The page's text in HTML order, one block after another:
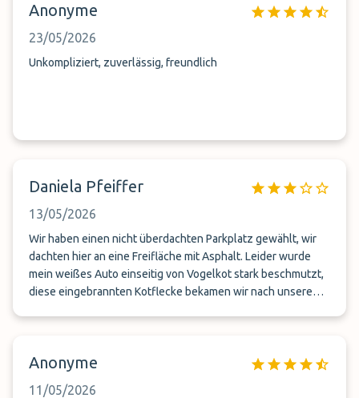
Anonyme
23/05/2026
Unkompliziert, zuverlässig, freundlich
Daniela Pfeiffer
13/05/2026
Wir haben einen nicht überdachten Parkplatz gewählt, wir
dachten hier an eine Freifläche mit Asphalt. Leider wurde
mein weißes Auto einseitig von Vogelkot stark beschmutzt,
diese eingebrannten Kotflecke bekamen wir nach unserem
daher nicht empfehlen.
Anonyme
11/05/2026